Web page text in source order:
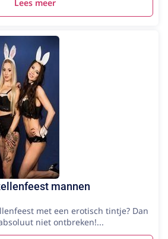
Lees meer
mannen
met een erotisch tintje? Dan
niet ontbreken!...